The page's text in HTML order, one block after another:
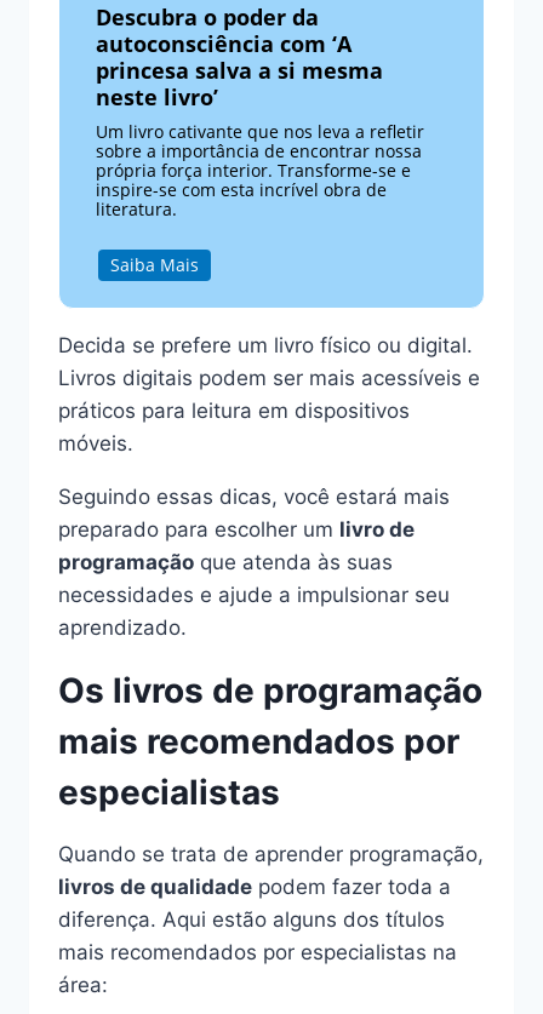
Descubra o poder da
autoconsciência com ‘A
princesa salva a si mesma
neste livro’
Um livro cativante que nos leva a refletir
sobre a importância de encontrar nossa
própria força interior. Transforme-se e
inspire-se com esta incrível obra de
literatura.
Saiba Mais
Decida se prefere um livro físico ou digital.
Livros digitais podem ser mais acessíveis e
práticos para leitura em dispositivos
móveis.
Seguindo essas dicas, você estará mais
preparado para escolher um livro de
programação que atenda às suas
necessidades e ajude a impulsionar seu
aprendizado.
Os livros de programação
mais recomendados por
especialistas
Quando se trata de aprender programação,
livros de qualidade podem fazer toda a
diferença. Aqui estão alguns dos títulos
mais recomendados por especialistas na
área: